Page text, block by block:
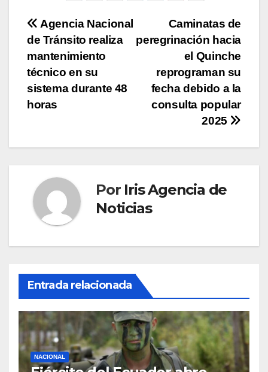
Navegación
de
entradas
Caminatas de
peregrinación hacia
el Quinche
reprograman su
fecha debido a la
consulta popular
2025
Agencia Nacional
de Tránsito realiza
mantenimiento
técnico en su
sistema durante 48
horas
Por Iris Agencia de
Noticias
Entrada relacionada
NACIONAL